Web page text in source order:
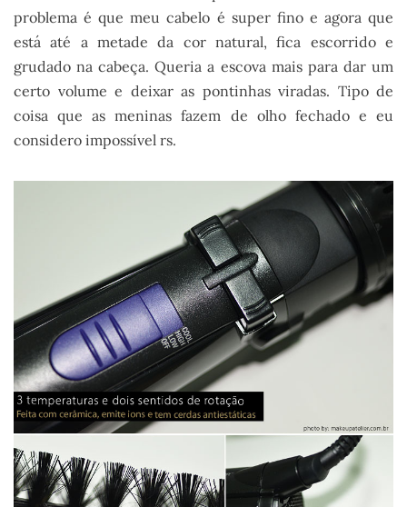
problema é que meu cabelo é super fino e agora que
está até a metade da cor natural, fica escorrido e
grudado na cabeça. Queria a escova mais para dar um
certo volume e deixar as pontinhas viradas. Tipo de
coisa que as meninas fazem de olho fechado e eu
considero impossível rs.